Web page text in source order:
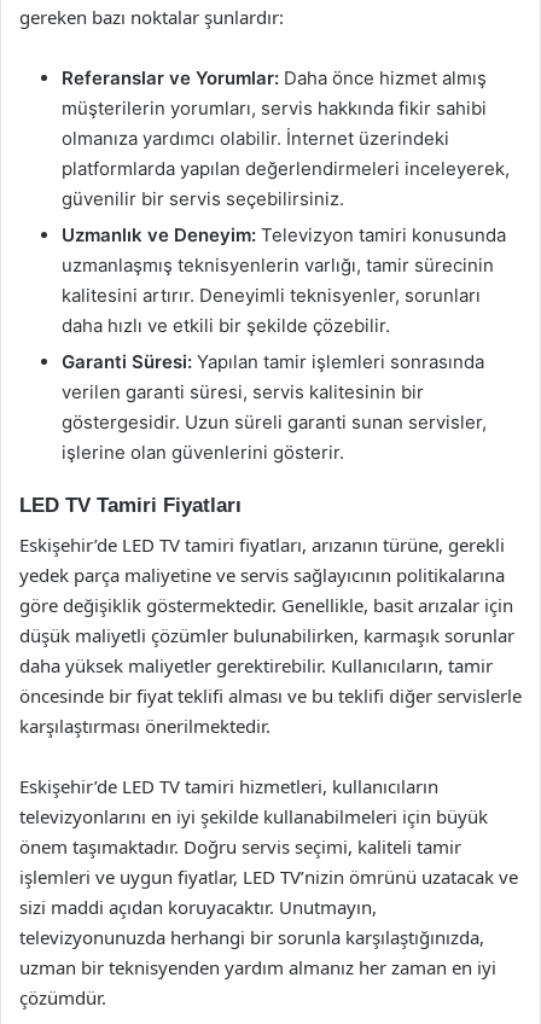
gereken bazı noktalar şunlardır:
Referanslar ve Yorumlar: Daha önce hizmet almış
müşterilerin yorumları, servis hakkında fikir sahibi
olmanıza yardımcı olabilir. İnternet üzerindeki
platformlarda yapılan değerlendirmeleri inceleyerek,
güvenilir bir servis seçebilirsiniz.
Uzmanlık ve Deneyim: Televizyon tamiri konusunda
uzmanlaşmış teknisyenlerin varlığı, tamir sürecinin
kalitesini artırır. Deneyimli teknisyenler, sorunları
daha hızlı ve etkili bir şekilde çözebilir.
Garanti Süresi: Yapılan tamir işlemleri sonrasında
verilen garanti süresi, servis kalitesinin bir
göstergesidir. Uzun süreli garanti sunan servisler,
işlerine olan güvenlerini gösterir.
LED TV Tamiri Fiyatları
Eskişehir’de LED TV tamiri fiyatları, arızanın türüne, gerekli
yedek parça maliyetine ve servis sağlayıcının politikalarına
göre değişiklik göstermektedir. Genellikle, basit arızalar için
düşük maliyetli çözümler bulunabilirken, karmaşık sorunlar
daha yüksek maliyetler gerektirebilir. Kullanıcıların, tamir
öncesinde bir fiyat teklifi alması ve bu teklifi diğer servislerle
karşılaştırması önerilmektedir.
Eskişehir’de LED TV tamiri hizmetleri, kullanıcıların
televizyonlarını en iyi şekilde kullanabilmeleri için büyük
önem taşımaktadır. Doğru servis seçimi, kaliteli tamir
işlemleri ve uygun fiyatlar, LED TV’nizin ömrünü uzatacak ve
sizi maddi açıdan koruyacaktır. Unutmayın,
televizyonunuzda herhangi bir sorunla karşılaştığınızda,
uzman bir teknisyenden yardım almanız her zaman en iyi
çözümdür.